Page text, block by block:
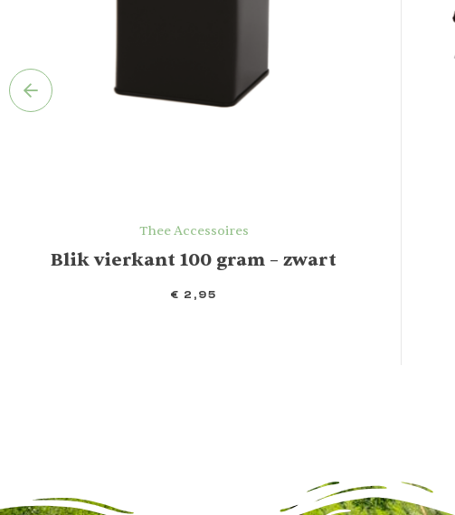
Thee Accessoires
Blik vierkant 100 gram – zwart
€ 2,95